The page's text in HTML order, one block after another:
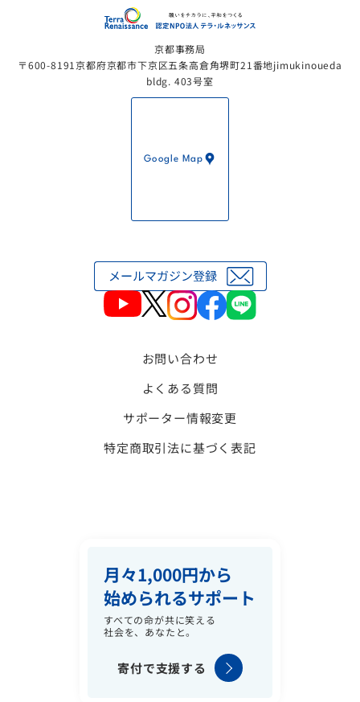
京都事務局
〒600-8191京都府京都市下京区五条高倉角堺町21番地jimukinoueda
bldg. 403号室
Google Map
お問い合わせ
よくある質問
サポーター情報変更
特定商取引法に基づく表記
月々1,000円から
始められるサポート
すべての命が共に笑える
社会を、あなたと。
寄付で支援する